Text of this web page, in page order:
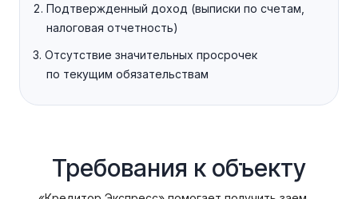
Подтвержденный доход (выписки по счетам,
налоговая отчетность)
Отсутствие значительных просрочек
по текущим обязательствам
Требования к объекту